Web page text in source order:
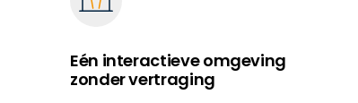
Eén interactieve omgeving
zonder vertraging